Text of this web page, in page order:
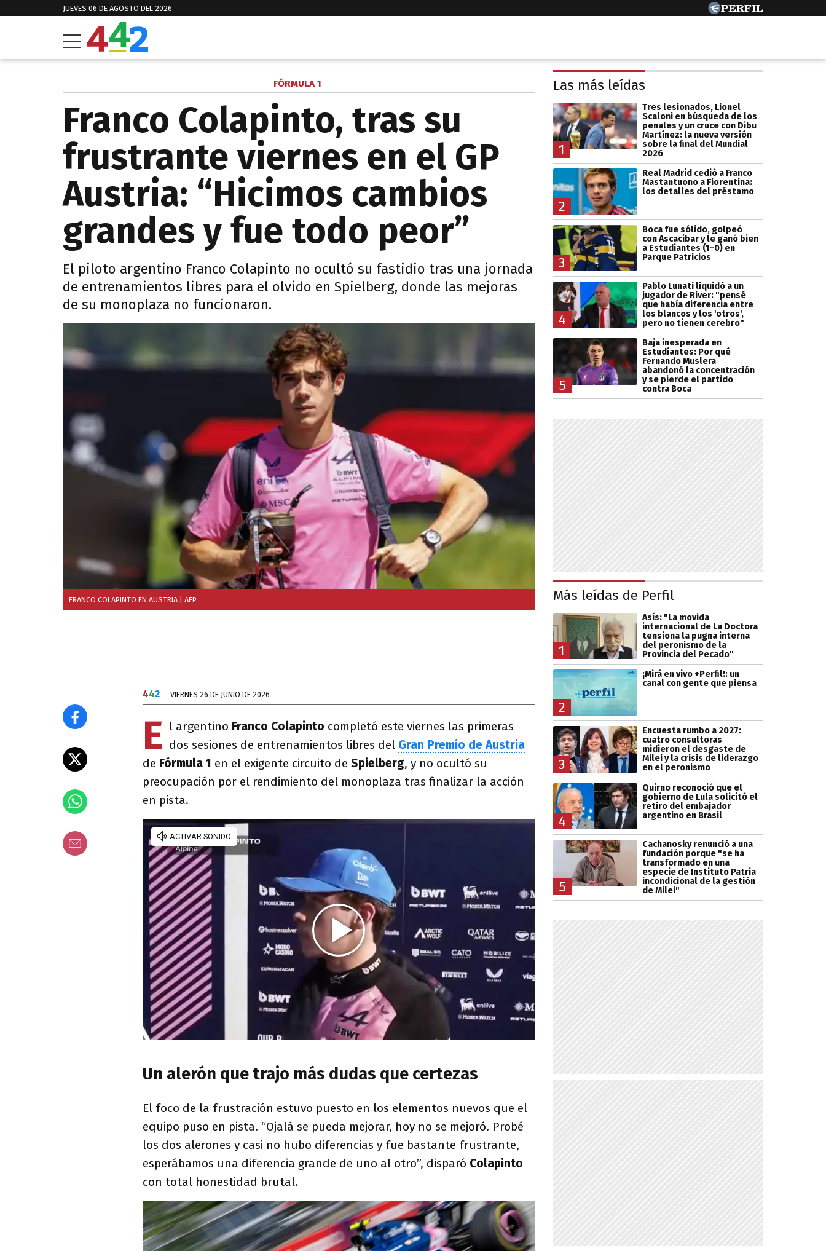
JUEVES 06 DE AGOSTO DEL 2026
FÓRMULA 1
Franco Colapinto, tras su
frustrante viernes en el GP
Austria: “Hicimos cambios
grandes y fue todo peor”
El piloto argentino Franco Colapinto no ocultó su fastidio tras una jornada
de entrenamientos libres para el olvido en Spielberg, donde las mejoras
de su monoplaza no funcionaron.
FRANCO COLAPINTO EN AUSTRIA | AFP
442 VIERNES 26 DE JUNIO DE 2026
E l argentino Franco Colapinto completó este viernes las primeras
dos sesiones de entrenamientos libres del Gran Premio de Austria
de Fórmula 1 en el exigente circuito de Spielberg, y no ocultó su
preocupación por el rendimiento del monoplaza tras finalizar la acción
en pista.
Un alerón que trajo más dudas que certezas
El foco de la frustración estuvo puesto en los elementos nuevos que el
equipo puso en pista. “Ojalá se pueda mejorar, hoy no se mejoró. Probé
los dos alerones y casi no hubo diferencias y fue bastante frustrante,
esperábamos una diferencia grande de uno al otro”, disparó Colapinto
con total honestidad brutal.
Las más leídas
1
Tres lesionados, Lionel
Scaloni en búsqueda de los
penales y un cruce con Dibu
Martínez: la nueva versión
sobre la final del Mundial
2026
2
Real Madrid cedió a Franco
Mastantuono a Fiorentina:
los detalles del préstamo
3
Boca fue sólido, golpeó
con Ascacibar y le ganó bien
a Estudiantes (1-0) en
Parque Patricios
4
Pablo Lunati liquidó a un
jugador de River: "pensé
que había diferencia entre
los blancos y los 'otros',
pero no tienen cerebro"
5
Baja inesperada en
Estudiantes: Por qué
Fernando Muslera
abandonó la concentración
y se pierde el partido
contra Boca
Más leídas de Perfil
1
Asís: "La movida
internacional de La Doctora
tensiona la pugna interna
del peronismo de la
Provincia del Pecado"
2
¡Mirá en vivo +Perfil!: un
canal con gente que piensa
3
Encuesta rumbo a 2027:
cuatro consultoras
midieron el desgaste de
Milei y la crisis de liderazgo
en el peronismo
4
Quirno reconoció que el
gobierno de Lula solicitó el
retiro del embajador
argentino en Brasil
5
Cachanosky renunció a una
fundación porque "se ha
transformado en una
especie de Instituto Patria
incondicional de la gestión
de Milei"